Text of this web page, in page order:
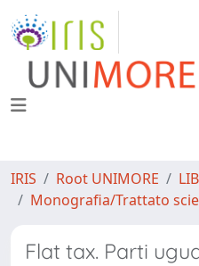
IRIS Root UNIMORE
Monografia/Trattato
Flat tax. Parti